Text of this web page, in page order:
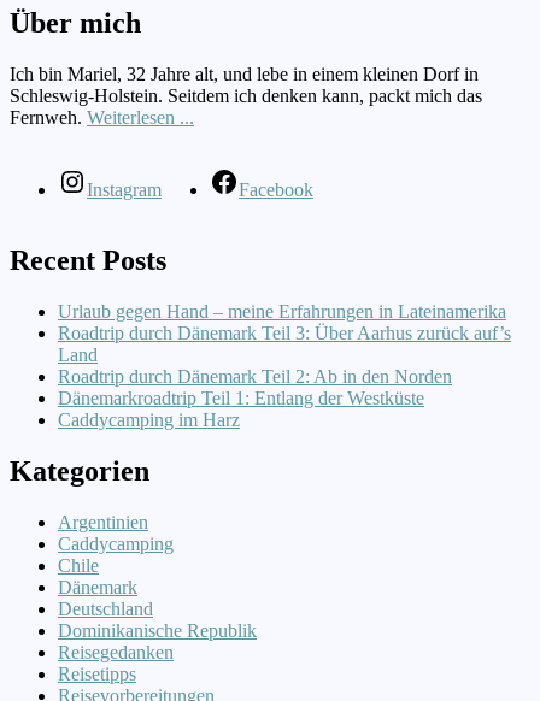
Über mich
Ich bin Mariel, 32 Jahre alt, und lebe in einem kleinen Dorf in
Schleswig-Holstein. Seitdem ich denken kann, packt mich das
Fernweh. Weiterlesen ...
Instagram Facebook
Recent Posts
Urlaub gegen Hand – meine Erfahrungen in Lateinamerika
Roadtrip durch Dänemark Teil 3: Über Aarhus zurück auf’s
Land
Roadtrip durch Dänemark Teil 2: Ab in den Norden
Dänemarkroadtrip Teil 1: Entlang der Westküste
Caddycamping im Harz
Kategorien
Argentinien
Caddycamping
Chile
Dänemark
Deutschland
Dominikanische Republik
Reisegedanken
Reisetipps
Reisevorbereitungen